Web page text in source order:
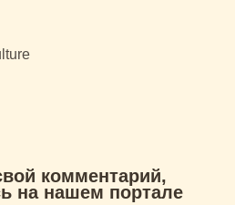
комментарий,
на нашем портале